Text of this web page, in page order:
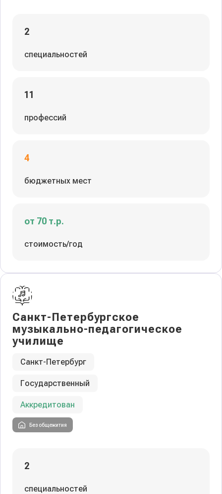
2
специальностей
11
профессий
4
бюджетных мест
от 70 т.р.
стоимость/год
Санкт-Петербургское
музыкально-педагогическое
училище
Санкт-Петербург
Государственный
Аккредитован
Без общежития
2
специальностей